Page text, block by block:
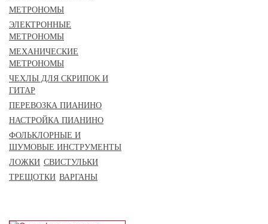
МЕТРОНОМЫ
ЭЛЕКТРОННЫЕ
МЕТРОНОМЫ
МЕХАНИЧЕСКИЕ
МЕТРОНОМЫ
ЧЕХЛЫ ДЛЯ СКРИПОК И
ГИТАР
ПЕРЕВОЗКА ПИАНИНО
НАСТРОЙКА ПИАНИНО
ФОЛЬКЛОРНЫЕ И
ШУМОВЫЕ ИНСТРУМЕНТЫ
ЛОЖКИ СВИСТУЛЬКИ
ТРЕЩОТКИ ВАРГАНЫ